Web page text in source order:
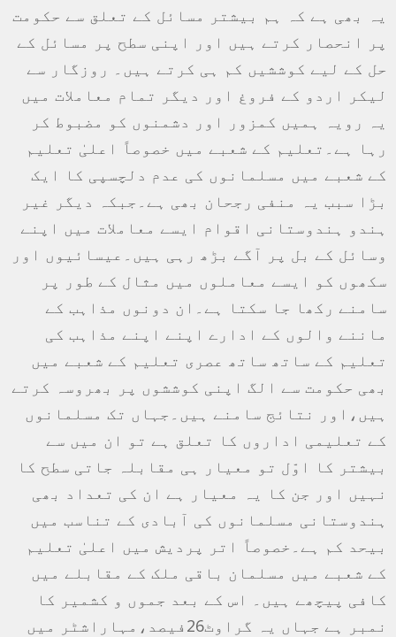
یہ بھی ہے کہ ہم بیشتر مسائل کے تعلق سے حکومت
پر انحصار کرتے ہیں اور اپنی سطح پر مسائل کے
حل کے لیے کوششیں کم ہی کرتے ہیں۔ روزگار سے
لیکر اردو کے فروغ اور دیگر تمام معاملات میں
یہ رویہ ہمیں کمزور اور دشمنوں کو مضبوط کر
رہا ہے۔تعلیم کے شعبے میں خصوصاً اعلیٰ تعلیم
کے شعبے میں مسلمانوں کی عدم دلچسپی کا ایک
بڑا سبب یہ منفی رجحان بھی ہے۔جبکہ دیگر غیر
ہندو ہندوستانی اقوام ایسے معاملات میں اپنے
وسائل کے بل پر آگے بڑھ رہی ہیں۔عیسائیوں اور
سکھوں کو ایسے معاملوں میں مثال کے طور پر
سامنے رکھا جا سکتا ہے۔ان دونوں مذاہب کے
ماننے والوں کے ادارے اپنے اپنے مذاہب کی
تعلیم کے ساتھ ساتھ عصری تعلیم کے شعبے میں
بھی حکومت سے الگ اپنی کوششوں پر بھروسہ کرتے
ہیں،اور نتائج سامنے ہیں۔جہاں تک مسلمانوں
کے تعلیمی اداروں کا تعلق ہے تو ان میں سے
بیشتر کا اوّل تو معیار ہی مقابلہ جاتی سطح کا
نہیں اور جن کا یہ معیار ہے ان کی تعداد بھی
ہندوستانی مسلمانوں کی آبادی کے تناسب میں
بیحد کم ہے۔خصوصاً اتر پردیش میں اعلیٰ تعلیم
کے شعبے میں مسلمان باقی ملک کے مقابلے میں
کافی پیچھے ہیں۔ اس کے بعد جموں و کشمیر کا
نمبر ہے جہاں یہ گراوٹ26فیصد،مہاراشٹر میں